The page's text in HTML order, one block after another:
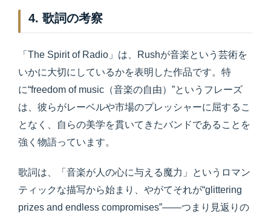
4. 歌詞の考察
「The Spirit of Radio」は、Rushが音楽という芸術を
いかに大切にしているかを表明した作品です。特
に“freedom of music（音楽の自由）”というフレーズ
は、彼らがレーベルや市場のプレッシャーに屈するこ
となく、自らの美学を貫いてきたバンドであることを
強く物語っています。
歌詞は、「音楽が人の心に与える魔力」というロマン
ティックな描写から始まり、やがてそれが“glittering
prizes and endless compromises”――つまり見返りの